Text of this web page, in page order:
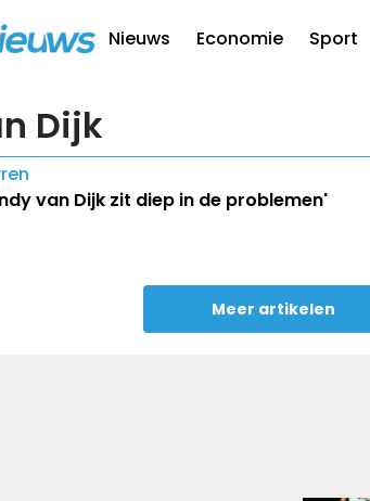
Nieuws Economie Sport
Dijk
van Dijk zit diep in de problemen'
Meer artikelen